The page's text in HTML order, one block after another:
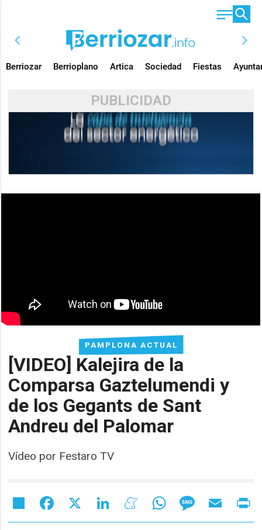
chevron_left chevron_right
Berriozar Berrioplano Artica Sociedad Fiestas
PUBLICIDAD
PAMPLONA ACTUAL
[VIDEO] Kalejira de la
Comparsa Gaztelumendi y
de los Gegants de Sant
Andreu del Palomar
Vídeo por Festaro TV
Share Facebook LinkedIn MeneameWhatsAppMessageEmail